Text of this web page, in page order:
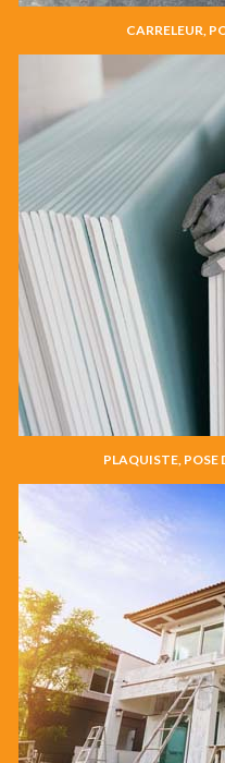
CARRELEUR,
PLAQUISTE, POSE